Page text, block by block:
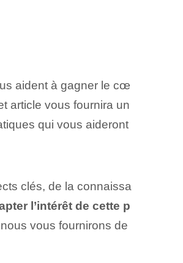
aident à gagner le cœ
article vous fournira un
qui vous aideront
clés, de la connaissa
l’intérêt de cette p
vous fournirons de